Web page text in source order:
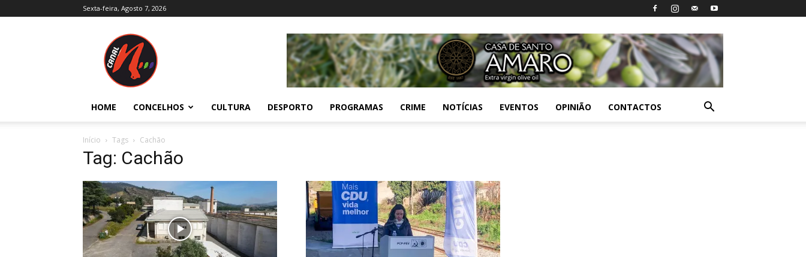
Sexta-feira, Agosto 7, 2026
HOME CONCELHOS CULTURA DESPORTO PROGRAMAS CRIME NOTÍCIAS EVENTOS OPINIÃO CONTACTOS
Início Tags Cachão
Tag: Cachão